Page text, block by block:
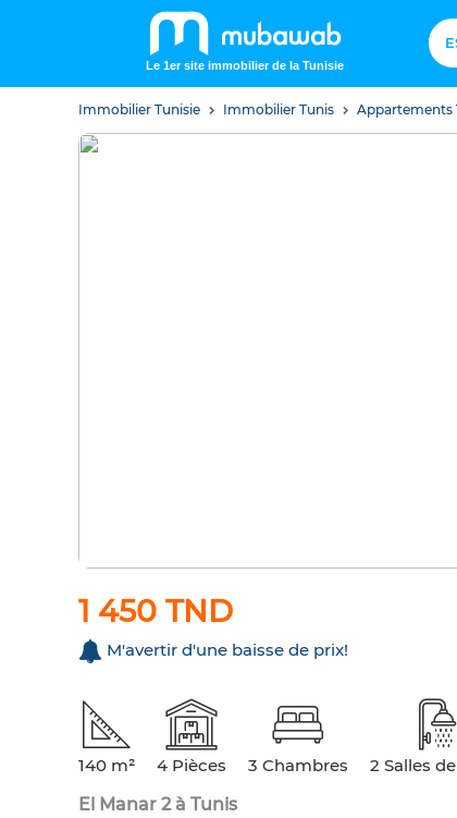
Le 1er site immobilier de la Tunisie
Immobilier Tunisie Immobilier Tunis Appartements
1 450 TND
M'avertir d'une baisse de prix!
140 m² 4 Pièces 3 Chambres
2 Salles
El Manar 2 à Tunis